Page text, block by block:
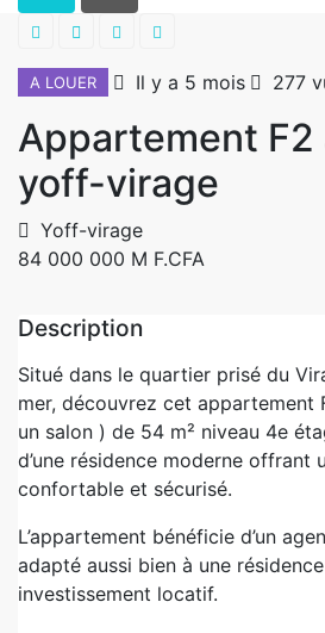
A LOUER Il y a 5 mois 277
Appartement F2
yoff-virage
Yoff-virage
84 000 000 M F.CFA
Description
Situé dans le quartier prisé du
mer, découvrez cet appartement
un salon ) de 54 m² niveau 4e
d’une résidence moderne offrant
confortable et sécurisé.
L’appartement bénéficie d’un
adapté aussi bien à une
investissement locatif.